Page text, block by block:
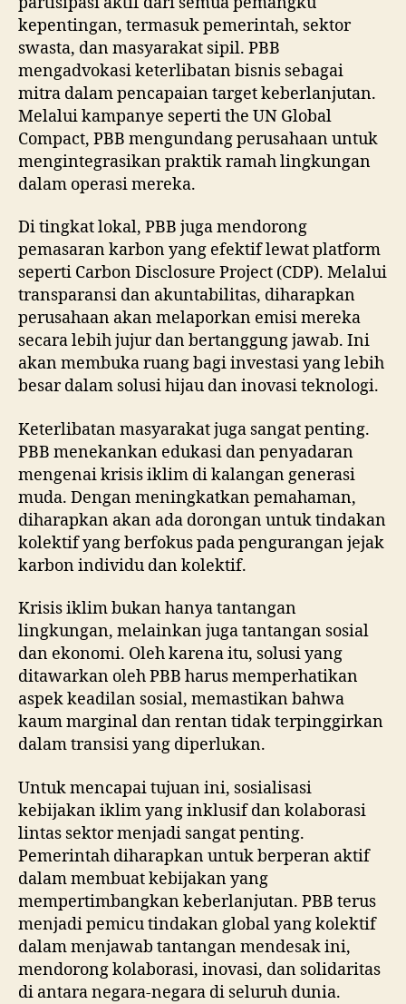
kepentingan, termasuk pemerintah, sektor
swasta, dan masyarakat sipil. PBB
mengadvokasi keterlibatan bisnis sebagai
mitra dalam pencapaian target keberlanjutan.
Melalui kampanye seperti the UN Global
Compact, PBB mengundang perusahaan untuk
mengintegrasikan praktik ramah lingkungan
dalam operasi mereka.
Di tingkat lokal, PBB juga mendorong
pemasaran karbon yang efektif lewat platform
seperti Carbon Disclosure Project (CDP). Melalui
transparansi dan akuntabilitas, diharapkan
perusahaan akan melaporkan emisi mereka
secara lebih jujur dan bertanggung jawab. Ini
akan membuka ruang bagi investasi yang lebih
besar dalam solusi hijau dan inovasi teknologi.
Keterlibatan masyarakat juga sangat penting.
PBB menekankan edukasi dan penyadaran
mengenai krisis iklim di kalangan generasi
muda. Dengan meningkatkan pemahaman,
diharapkan akan ada dorongan untuk tindakan
kolektif yang berfokus pada pengurangan jejak
karbon individu dan kolektif.
Krisis iklim bukan hanya tantangan
lingkungan, melainkan juga tantangan sosial
dan ekonomi. Oleh karena itu, solusi yang
ditawarkan oleh PBB harus memperhatikan
aspek keadilan sosial, memastikan bahwa
kaum marginal dan rentan tidak terpinggirkan
dalam transisi yang diperlukan.
Untuk mencapai tujuan ini, sosialisasi
kebijakan iklim yang inklusif dan kolaborasi
lintas sektor menjadi sangat penting.
Pemerintah diharapkan untuk berperan aktif
dalam membuat kebijakan yang
mempertimbangkan keberlanjutan. PBB terus
menjadi pemicu tindakan global yang kolektif
dalam menjawab tantangan mendesak ini,
mendorong kolaborasi, inovasi, dan solidaritas
di antara negara-negara di seluruh dunia.